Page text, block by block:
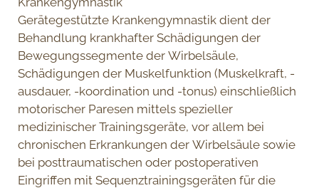
Gerätegestützte Krankengymnastik dient der
Behandlung krankhafter Schädigungen der
Bewegungssegmente der Wirbelsäule,
Schädigungen der Muskelfunktion (Muskelkraft, -
ausdauer, -koordination und -tonus) einschließlich
motorischer Paresen mittels spezieller
medizinischer Trainingsgeräte, vor allem bei
chronischen Erkrankungen der Wirbelsäule sowie
bei posttraumatischen oder postoperativen
Eingriffen mit Sequenztrainingsgeräten für die